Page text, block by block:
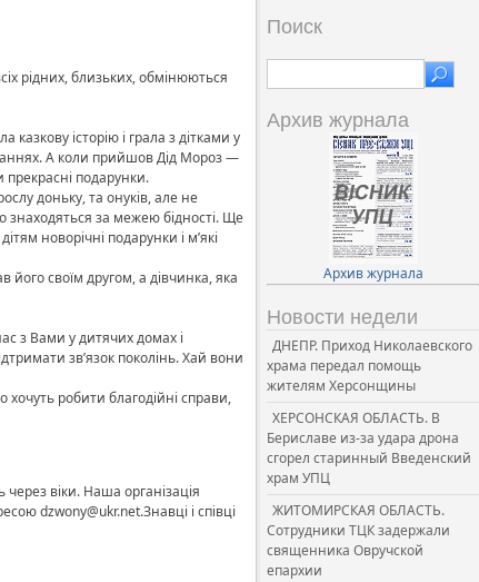
рідних, близьких, обмінюються
історію і грала з дітками у
А коли прийшов Дід Мороз —
прекрасні подарунки.
доньку, та онуків, але не
знаходяться за межею бідності. Ще
новорічні подарунки і м’які
своїм другом, а дівчинка, яка
з Вами у дитячих домах і
зв’язок поколінь. Хай вони
хочуть робити благодійні справи,
через віки. Наша організація
dzwony@ukr.net.Знавці і співці
Поиск
Архив журнала
Архив журнала
Новости недели
ДНЕПР. Приход Николаевского
храма передал помощь
жителям Херсонщины
ХЕРСОНСКАЯ ОБЛАСТЬ. В
Бериславе из-за удара дрона
сгорел старинный Введенский
храм УПЦ
ЖИТОМИРСКАЯ ОБЛАСТЬ.
Сотрудники ТЦК задержали
священника Овручской
епархии